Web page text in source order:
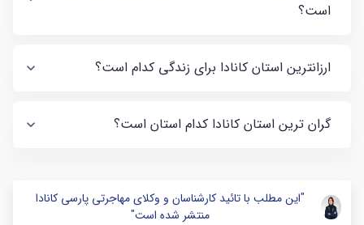
است؟
ارزانترین استان کانادا برای زندگی کدام است؟
گران ترین استان کانادا کدام استان است؟
"این مطلب با تائید کارشناسان و وکلای مهاجرتی پارسی کانادا
منتشر شده است"